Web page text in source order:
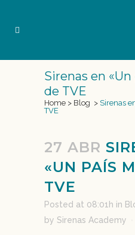
Sirenas en
de TVE
Home > Blog > Sirenas
TVE
27 ABR
«UN PAÍS
TVE
Posted at 08:01h in
by Sirenas Academy